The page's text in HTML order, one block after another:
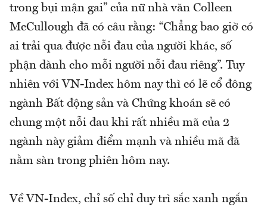
trong bụi mận gai” của nữ nhà văn Colleen
McCullough đã có câu rằng: “Chẳng bao giờ có
ai trải qua được nỗi đau của người khác, số
phận dành cho mỗi người nỗi đau riêng”. Tuy
nhiên với VN-Index hôm nay thì có lẽ cổ đông
ngành Bất động sản và Chứng khoán sẽ có
chung một nỗi đau khi rất nhiều mã của 2
ngành này giảm điểm mạnh và nhiều mã đã
nằm sàn trong phiên hôm nay.
Về VN-Index, chỉ số chỉ duy trì sắc xanh ngắn